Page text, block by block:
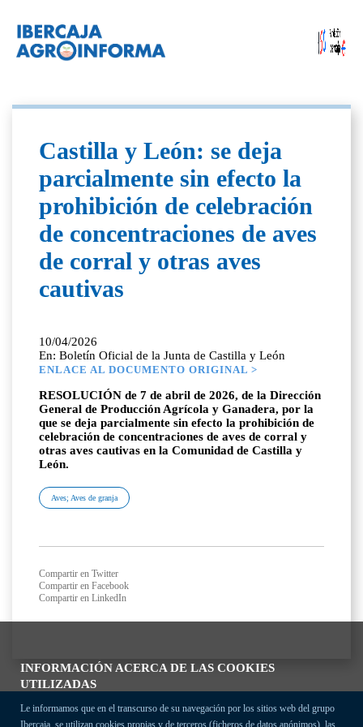
INFORMACIÓN ACERCA DE LAS COOKIES
UTILIZADAS
Le informamos que en el transcurso de su navegación por los sitios web del grupo
Ibercaja, se utilizan cookies propias y de terceros (ficheros de datos anónimos), las
Castilla y León: se deja
parcialmente sin efecto la
prohibición de celebración
de concentraciones de aves
de corral y otras aves
cautivas
10/04/2026
En: Boletín Oficial de la Junta de Castilla y León
ENLACE AL DOCUMENTO ORIGINAL >
RESOLUCIÓN de 7 de abril de 2026, de la Dirección
General de Producción Agrícola y Ganadera, por la
que se deja parcialmente sin efecto la prohibición de
celebración de concentraciones de aves de corral y
otras aves cautivas en la Comunidad de Castilla y
León.
Aves; Aves de granja
Compartir en Twitter
Compartir en Facebook
Compartir en LinkedIn